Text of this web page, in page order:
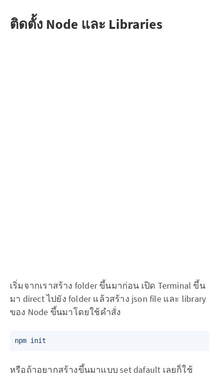
ติดตั้ง Node และ Libraries
เริ่มจากเราสร้าง folder ขึ้นมาก่อน เปิด Terminal ขึ้น
มา direct ไปยัง folder แล้วสร้าง json file และ library
ของ Node ขึ้นมาโดยใช้คำสั่ง
หรือถ้าอยากสร้างขึ้นมาแบบ set dafault เลยก็ใช้